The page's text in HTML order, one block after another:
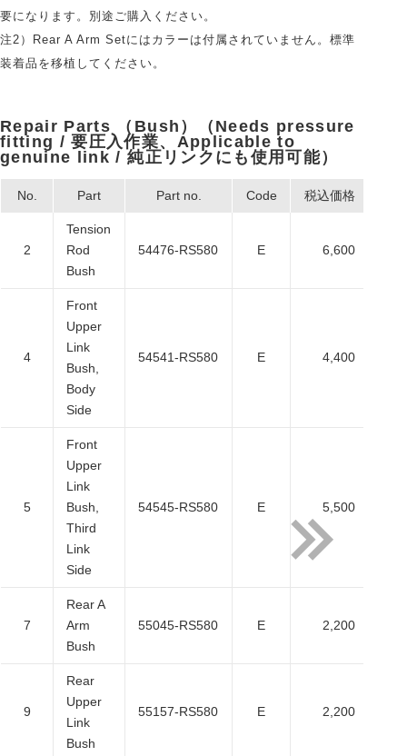
要になります。別途ご購入ください。
注2）Rear A Arm Setにはカラーは付属されていません。標準
装着品を移植してください。
Repair Parts （Bush）（Needs pressure
fitting / 要圧入作業、Applicable to
genuine link / 純正リンクにも使用可能）
No. Part Part no. Code 税込価格
2
Tension
Rod
Bush
54476-RS580 E 6,600
4
Front
Upper
Link
Bush,
Body
Side
54541-RS580 E 4,400
5
Front
Upper
Link
Bush,
Third
Link
Side
54545-RS580 E 5,500
7
Rear A
Arm
Bush
55045-RS580 E 2,200
9
Rear
Upper
Link
Bush
55157-RS580 E 2,200